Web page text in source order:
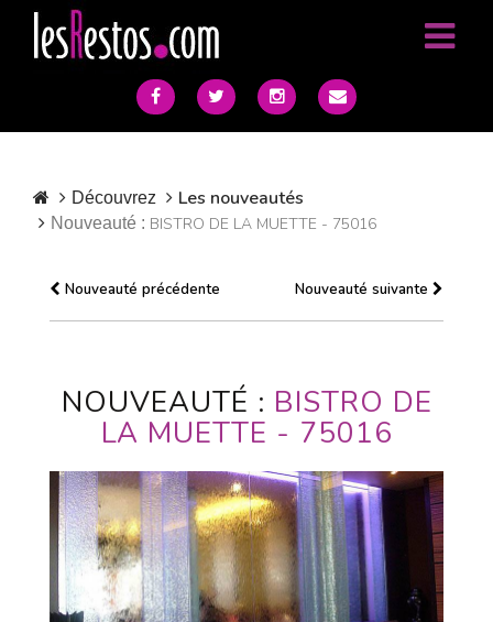
Découvrez Les nouveautés
Nouveauté : BISTRO DE LA MUETTE - 75016
Nouveauté précédente Nouveauté suivante
NOUVEAUTÉ : BISTRO DE
LA MUETTE - 75016